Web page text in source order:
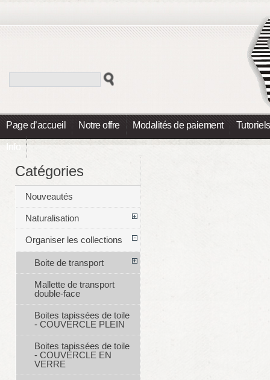
Page d’accueil Notre offre Modalités de paiement Tutoriels
Info
Catégories
Nouveautés
Naturalisation
Organiser les collections
Boite de transport
Mallette de transport
double-face
Boites tapissées de toile
- COUVERCLE PLEIN
Boites tapissées de toile
- COUVERCLE EN
VERRE